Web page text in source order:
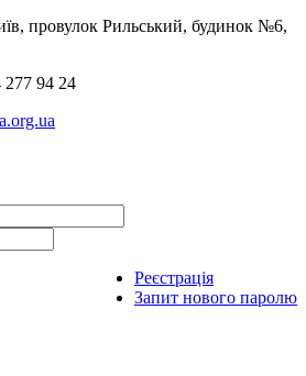
провулок Рильський, будинок №6,
277 94 24
Реєстрація
Запит нового паролю